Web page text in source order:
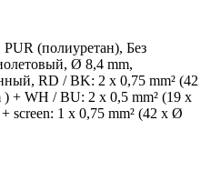
PUR (полиуретан), Без
Ø 8,4 mm,
RD / BK: 2 x 0,75 mm² (42
+ WH / BU: 2 x 0,5 mm² (19 x
screen: 1 x 0,75 mm² (42 x Ø